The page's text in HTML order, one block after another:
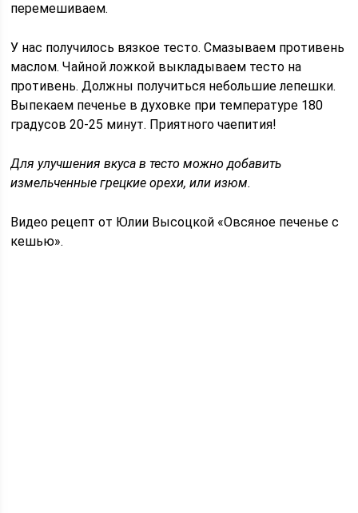
перемешиваем.
У нас получилось вязкое тесто. Смазываем противень
маслом. Чайной ложкой выкладываем тесто на
противень. Должны получиться небольшие лепешки.
Выпекаем печенье в духовке при температуре 180
градусов 20-25 минут. Приятного чаепития!
Для улучшения вкуса в тесто можно добавить
измельченные грецкие орехи, или изюм.
Видео рецепт от Юлии Высоцкой «Овсяное печенье с
кешью».